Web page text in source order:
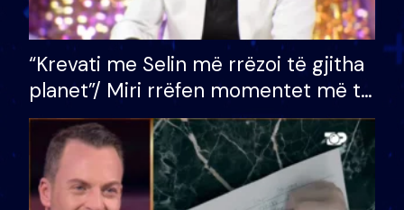
“Krevati me Selin më rrëzoi të gjitha
planet”/ Miri rrëfen momentet më të
bukura në shtëpinë e BB VIP: Do më
mungojë zilja e mëngjesit kur…